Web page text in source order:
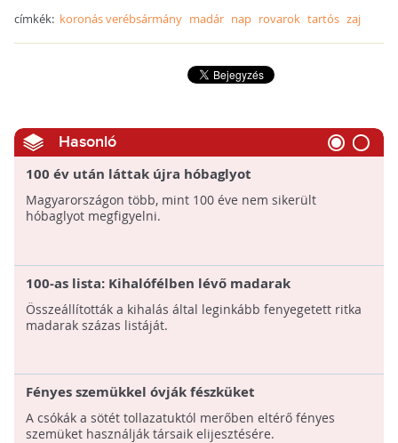
címkék: koronás verébsármány madár nap rovarok tartós zaj
Hasonló
100 év után láttak újra hóbaglyot
Magyarországon több, mint 100 éve nem sikerült
hóbaglyot megfigyelni.
100-as lista: Kihalófélben lévő madarak
Összeállították a kihalás által leginkább fenyegetett ritka
madarak százas listáját.
Fényes szemükkel óvják fészküket
A csókák a sötét tollazatuktól merőben eltérő fényes
szemüket használják társaik elijesztésére.